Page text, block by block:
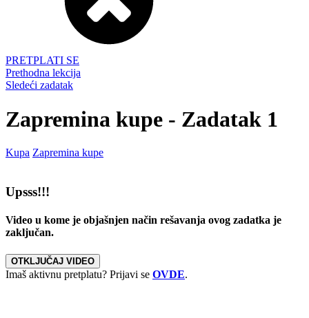
PRETPLATI SE
Prethodna lekcija
Sledeći zadatak
Zapremina kupe - Zadatak 1
Kupa Zapremina kupe
Upsss!!!
Video u kome je objašnjen način rešavanja ovog zadatka je
zaključan.
OTKLJUČAJ VIDEO
Imaš aktivnu pretplatu? Prijavi se OVDE.